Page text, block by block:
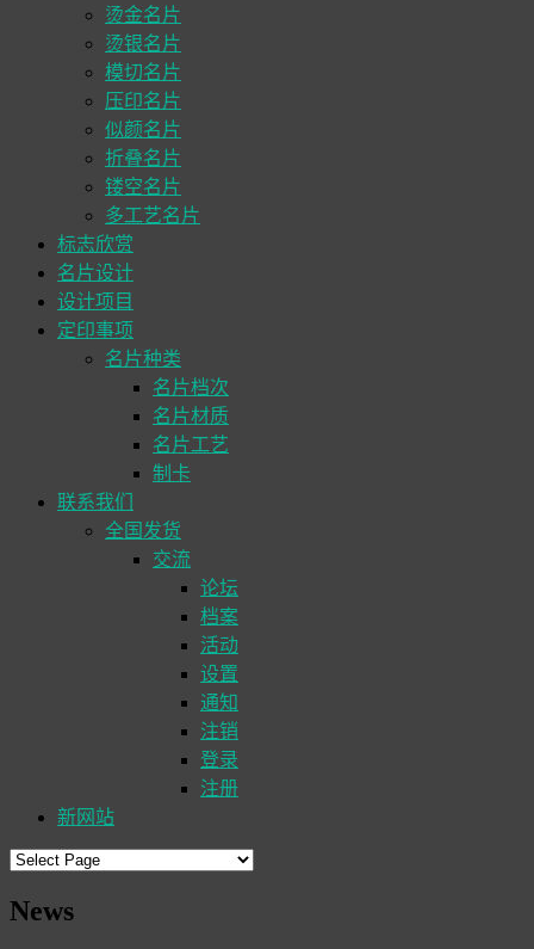
烫金名片
烫银名片
模切名片
压印名片
似颜名片
折叠名片
镂空名片
多工艺名片
标志欣赏
名片设计
设计项目
定印事项
名片种类
名片档次
名片材质
名片工艺
制卡
联系我们
全国发货
交流
论坛
档案
活动
设置
通知
注销
登录
注册
新网站
News